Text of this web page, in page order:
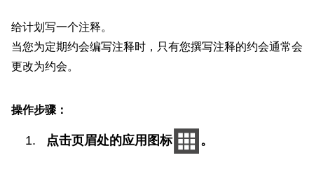
给计划写一个注释。
当您为定期约会编写注释时，只有您撰写注释的约会通常会
更改为约会。
操作步骤：
点击页眉处的应用图标 。